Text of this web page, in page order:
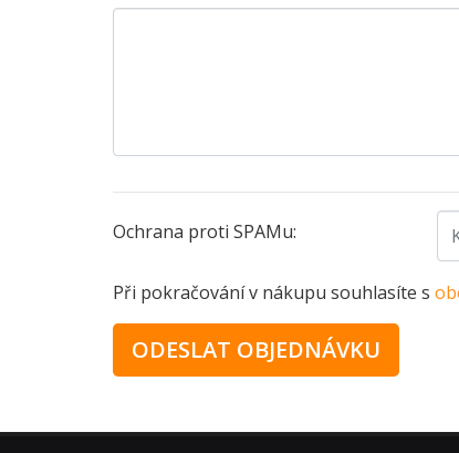
Ochrana proti SPAMu:
Při pokračování v nákupu souhlasíte s